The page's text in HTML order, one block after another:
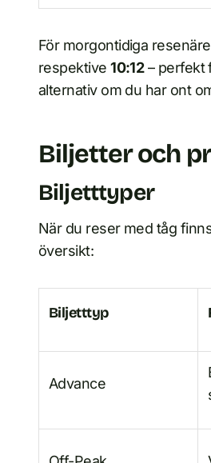
För morgontidiga
respektive10:12– perfekt
alternativ om du har ont
Biljetter och
Biljetttyper
När du reser med tåg
översikt:
Biljetttyp
Advance